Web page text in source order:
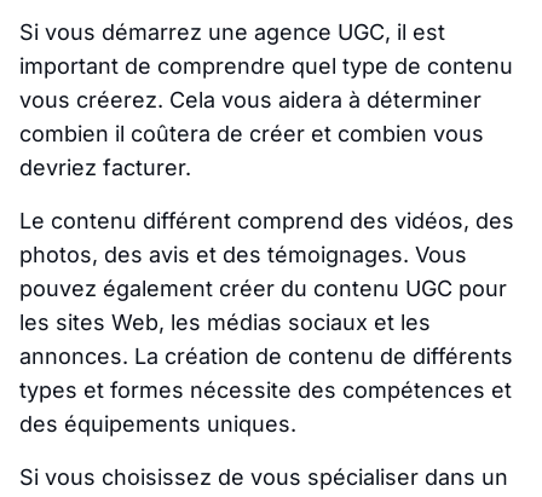
Si vous démarrez une agence UGC, il est
important de comprendre quel type de contenu
vous créerez. Cela vous aidera à déterminer
combien il coûtera de créer et combien vous
devriez facturer.
Le contenu différent comprend des vidéos, des
photos, des avis et des témoignages. Vous
pouvez également créer du contenu UGC pour
les sites Web, les médias sociaux et les
annonces. La création de contenu de différents
types et formes nécessite des compétences et
des équipements uniques.
Si vous choisissez de vous spécialiser dans un